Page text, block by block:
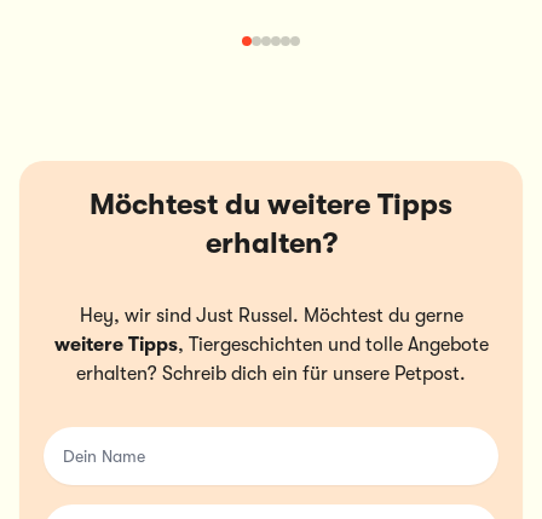
Möchtest du weitere Tipps
erhalten?
Hey, wir sind Just Russel. Möchtest du gerne
weitere Tipps, Tiergeschichten und tolle Angebote
erhalten? Schreib dich ein für unsere Petpost.
Dein Name